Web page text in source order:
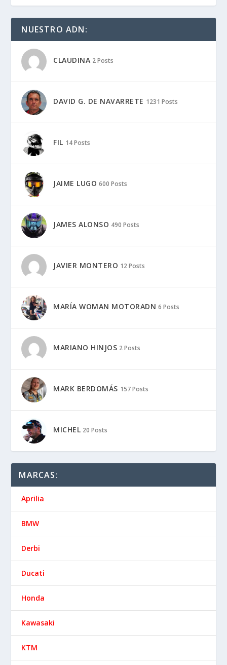
NUESTRO ADN:
CLAUDINA 2 Posts
DAVID G. DE NAVARRETE 1231 Posts
FIL 14 Posts
JAIME LUGO 600 Posts
JAMES ALONSO 490 Posts
JAVIER MONTERO 12 Posts
MARÍA WOMAN MOTORADN 6 Posts
MARIANO HINJOS 2 Posts
MARK BERDOMÁS 157 Posts
MICHEL 20 Posts
MARCAS:
Aprilia
BMW
Derbi
Ducati
Honda
Kawasaki
KTM